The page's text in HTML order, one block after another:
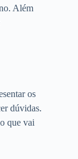
Além
os
dúvidas.
que vai